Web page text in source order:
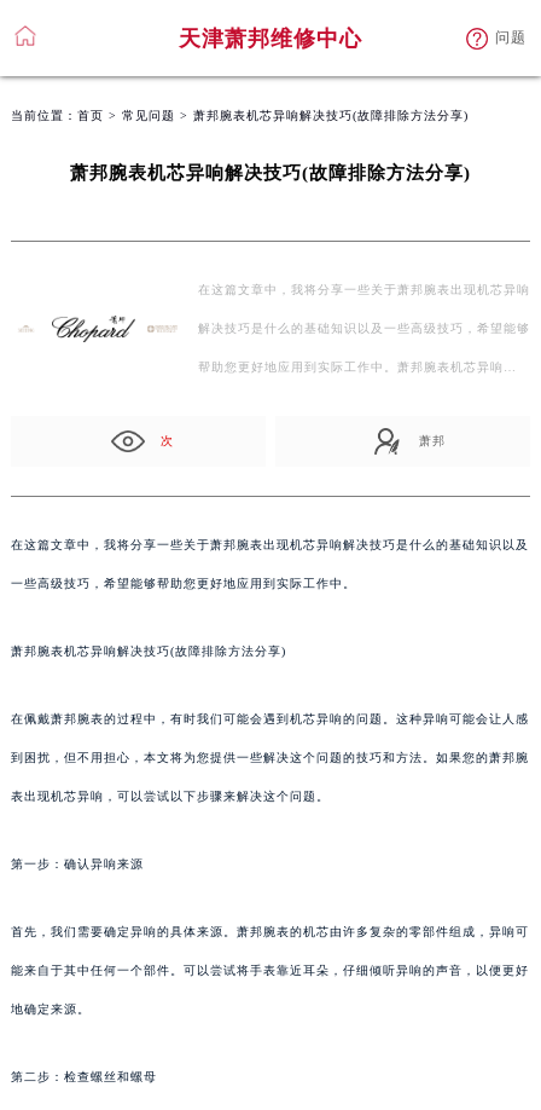
天津萧邦维修中心 问题
当前位置： 首页 > 常见问题 > 萧邦腕表机芯异响解决技巧(故障排除方法分享)
萧邦腕表机芯异响解决技巧(故障排除方法分享)
在这篇文章中，我将分享一些关于萧邦腕表出现机芯异响
解决技巧是什么的基础知识以及一些高级技巧，希望能够
帮助您更好地应用到实际工作中。萧邦腕表机芯异响…
次 萧邦
在这篇文章中，我将分享一些关于萧邦腕表出现机芯异响解决技巧是什么的基础知识以及
一些高级技巧，希望能够帮助您更好地应用到实际工作中。
萧邦腕表机芯异响解决技巧(故障排除方法分享)
在佩戴萧邦腕表的过程中，有时我们可能会遇到机芯异响的问题。这种异响可能会让人感
到困扰，但不用担心，本文将为您提供一些解决这个问题的技巧和方法。如果您的萧邦腕
表出现机芯异响，可以尝试以下步骤来解决这个问题。
第一步：确认异响来源
首先，我们需要确定异响的具体来源。萧邦腕表的机芯由许多复杂的零部件组成，异响可
能来自于其中任何一个部件。可以尝试将手表靠近耳朵，仔细倾听异响的声音，以便更好
地确定来源。
第二步：检查螺丝和螺母